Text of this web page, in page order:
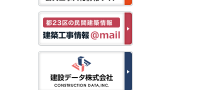
ます。
下記の期間につきまし
て、弊社休業のため情報
更新を停止させていただ
きます。
【期間】１２月２７日
(土)～１月４日(日)
上記の期間、情報の更新
がされませんので、ご了
承のほど、よろしくお願